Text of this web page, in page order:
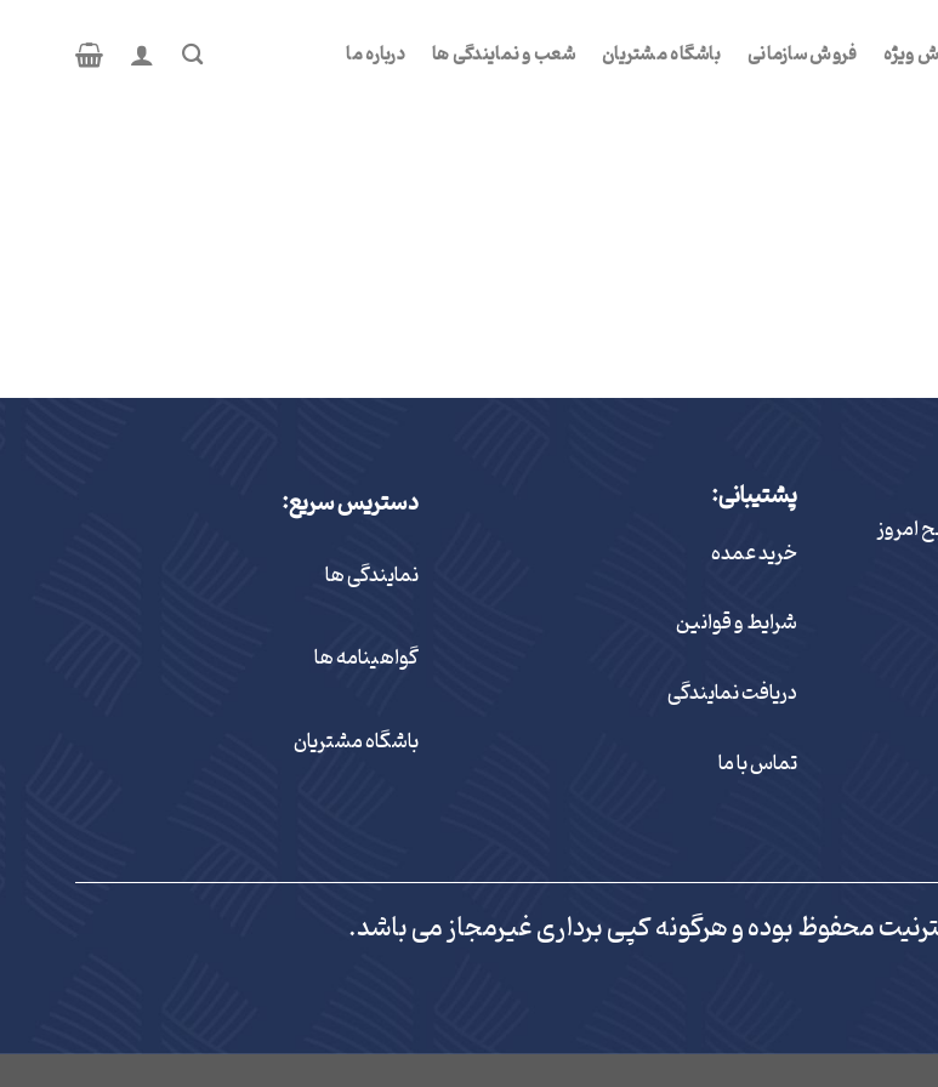
ویژه فروش سازمانی باشگاه مشتریان شعب و نمایندگی ها درباره ما
امروز
پشتیبانی:
خرید عمده
شرایط و قوانین
دریافت نمایندگی
تماس با ما
دستریس سریع:
نمایندگی ها
گواهینامه ها
باشگاه مشتریان
محفوظ بوده و هرگونه کپی برداری غیرمجاز می باشد.